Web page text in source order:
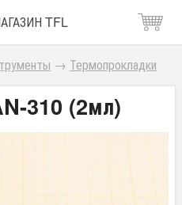
TFL
→ Термопрокладки
310 (2мл)